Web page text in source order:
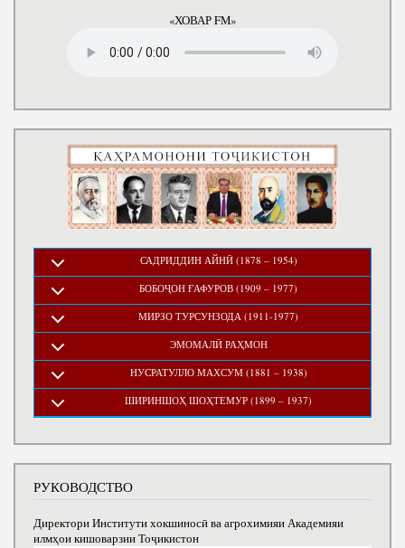
«ХОВАР FM»
САДРИДДИН АЙНӢ (1878 – 1954)
БОБОҶОН ҒАФУРОВ (1909 – 1977)
МИРЗО ТУРСУНЗОДА (1911-1977)
ЭМОМАЛӢ РАҲМОН
НУСРАТУЛЛО МАХСУМ (1881 – 1938)
ШИРИНШОҲ ШОҲТЕМУР (1899 – 1937)
РУКОВОДСТВО
Директори Институти хокшиносӣ ва агрохимияи Академияи
илмҳои кишоварзии Тоҷикистон